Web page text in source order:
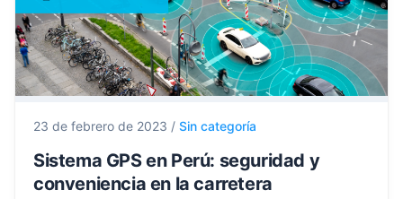
23 de febrero de 2023 / Sin categoría
Sistema GPS en Perú: seguridad y
conveniencia en la carretera